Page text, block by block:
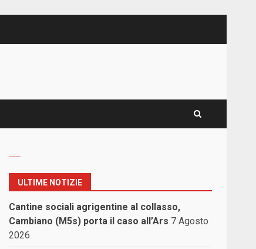
ULTIME NOTIZIE
Cantine sociali agrigentine al collasso,
Cambiano (M5s) porta il caso all’Ars 7 Agosto
2026